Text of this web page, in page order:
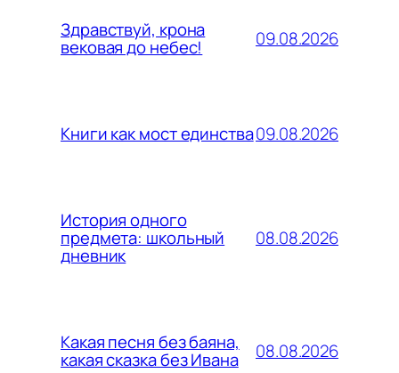
Здравствуй, крона
вековая до небес! 09.08.2026
Книги как мост единства09.08.2026
История одного
предмета: школьный
дневник
08.08.2026
Какая песня без баяна,
какая сказка без Ивана 08.08.2026